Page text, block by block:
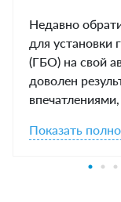
Недавно
для установки
(ГБО) на свой
доволен
Показать